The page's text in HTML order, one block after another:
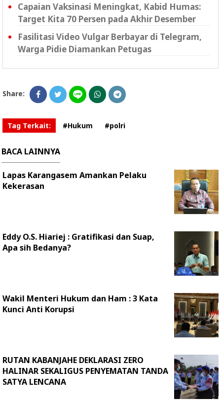
Capaian Vaksinasi Meningkat, Kabid Humas:
Target Kita 70 Persen pada Akhir Desember
Fasilitasi Video Vulgar Berbayar di Telegram,
Warga Pidie Diamankan Petugas
Share:
Tag Terkait: #Hukum #polri
BACA LAINNYA
Lapas Karangasem Amankan Pelaku
Kekerasan
Eddy O.S. Hiariej : Gratifikasi dan Suap,
Apa sih Bedanya?
Wakil Menteri Hukum dan Ham : 3 Kata
Kunci Anti Korupsi
RUTAN KABANJAHE DEKLARASI ZERO
HALINAR SEKALIGUS PENYEMATAN TANDA
SATYA LENCANA